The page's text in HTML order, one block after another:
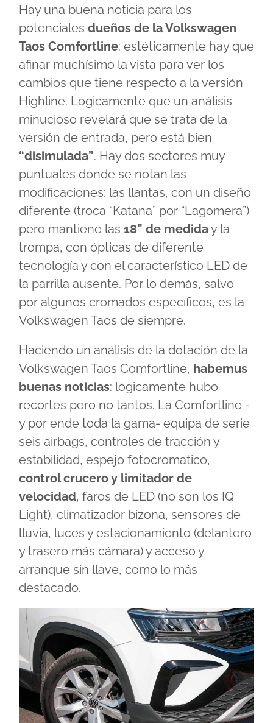
Hay una buena noticia para los
potenciales dueños de la Volkswagen
Taos Comfortline: estéticamente hay que
afinar muchísimo la vista para ver los
cambios que tiene respecto a la versión
Highline. Lógicamente que un análisis
minucioso revelará que se trata de la
versión de entrada, pero está bien
“disimulada”. Hay dos sectores muy
puntuales donde se notan las
modificaciones: las llantas, con un diseño
diferente (troca “Katana” por “Lagomera”)
pero mantiene las 18” de mediday la
trompa, con ópticas de diferente
tecnología y con el característico LED de
la parrilla ausente. Por lo demás, salvo
por algunos cromados específicos, es la
Volkswagen Taos de siempre.
Haciendo un análisis de la dotación de la
Volkswagen Taos Comfortline, habemus
buenas noticias: lógicamente hubo
recortes pero no tantos. La Comfortline -
y por ende toda la gama- equipa de serie
seis airbags, controles de tracción y
estabilidad, espejo fotocromatico,
control crucero y limitador de
velocidad, faros de LED (no son los IQ
Light), climatizador bizona, sensores de
lluvia, luces y estacionamiento (delantero
y trasero más cámara) y acceso y
arranque sin llave, como lo más
destacado.